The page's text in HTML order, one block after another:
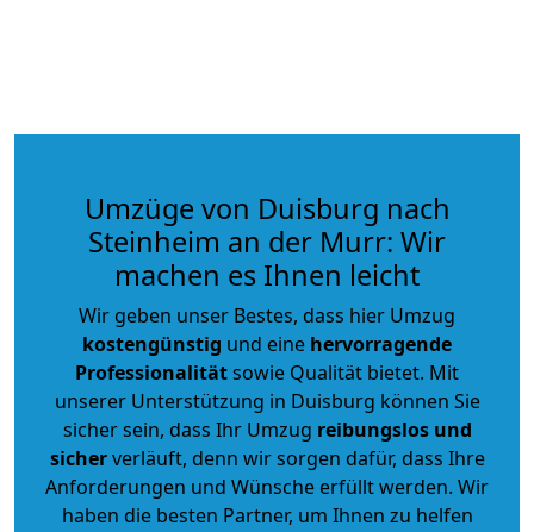
Umzüge von Duisburg nach
Steinheim an der Murr: Wir
machen es Ihnen leicht
Wir geben unser Bestes, dass hier Umzug
kostengünstig und eine hervorragende
Professionalitätsowie Qualität bietet. Mit
unserer Unterstützung in Duisburg können Sie
sicher sein, dass Ihr Umzug reibungslos und
sicherverläuft, denn wir sorgen dafür, dass Ihre
Anforderungen und Wünsche erfüllt werden. Wir
haben die besten Partner, um Ihnen zu helfen